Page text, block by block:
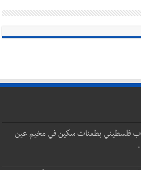
فلسطيني بطعنات سكين في مخيم عين